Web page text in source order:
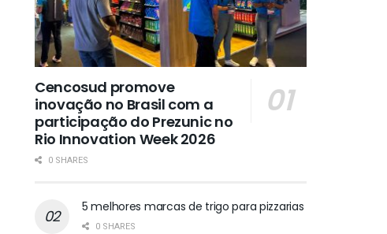
Cencosud promove
inovação no Brasil com a
participação do Prezunic no
Rio Innovation Week 2026
0 SHARES
5 melhores marcas de trigo para pizzarias
0 SHARES